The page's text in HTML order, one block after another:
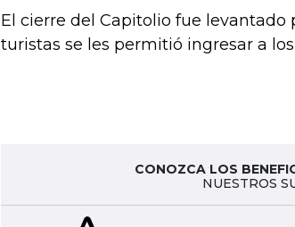
El cierre del Capitolio fue levantado
turistas se les permitió ingresar a
CONOZCA LOS
NUESTROS